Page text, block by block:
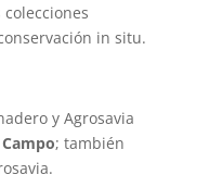
in situ.
y Agrosavia
; también